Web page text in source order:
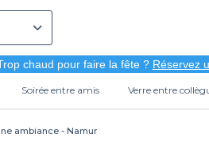
chaud pour faire la fête ? Réservez
Soirée entre amis Verre entre
ambiance - Namur